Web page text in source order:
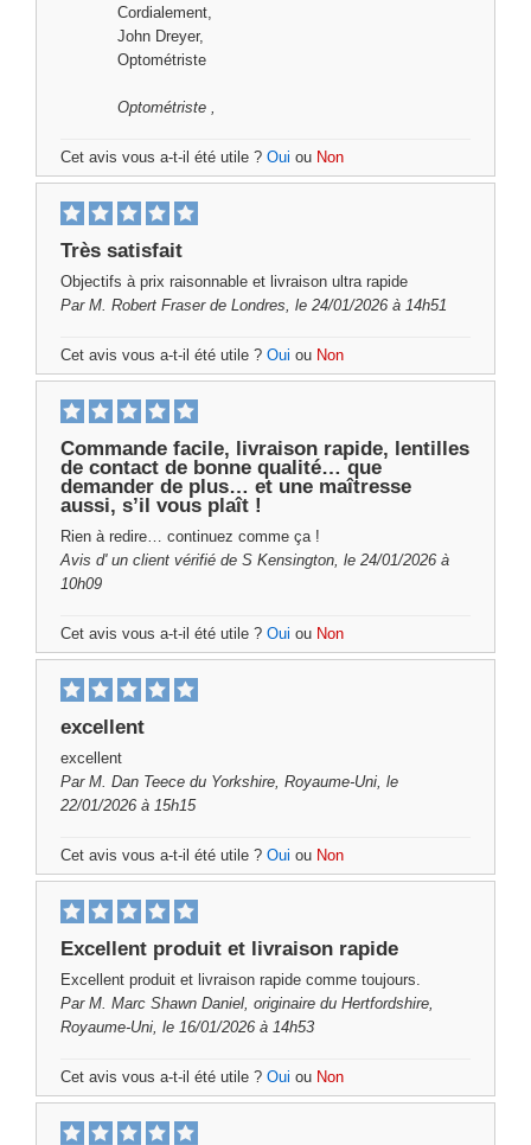
Cordialement,
John Dreyer,
Optométriste
Optométriste ,
Cet avis vous a-t-il été utile ? Oui ou Non
Très satisfait
Objectifs à prix raisonnable et livraison ultra rapide
Par M. Robert Fraserde Londres, le 24/01/2026 à 14h51
Cet avis vous a-t-il été utile ? Oui ou Non
Commande facile, livraison rapide, lentilles
de contact de bonne qualité… que
demander de plus… et une maîtresse
aussi, s’il vous plaît !
Rien à redire… continuez comme ça !
Avis d' un client vérifié de S Kensington, le 24/01/2026 à
10h09
Cet avis vous a-t-il été utile ? Oui ou Non
excellent
excellent
Par M. Dan Teece du Yorkshire, Royaume-Uni, le
22/01/2026 à 15h15
Cet avis vous a-t-il été utile ? Oui ou Non
Excellent produit et livraison rapide
Excellent produit et livraison rapide comme toujours.
Par M. Marc Shawn Daniel, originaire du Hertfordshire,
Royaume-Uni, le 16/01/2026 à 14h53
Cet avis vous a-t-il été utile ? Oui ou Non